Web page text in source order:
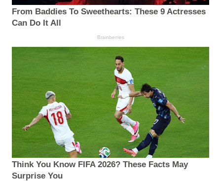
From Baddies To Sweethearts: These 9 Actresses
Can Do It All
Brainberries
Think You Know FIFA 2026? These Facts May
Surprise You